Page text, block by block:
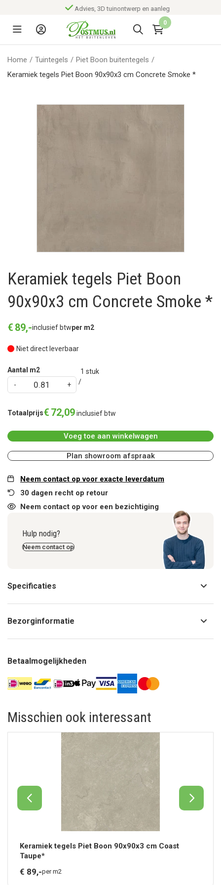
Advies, 3D tuinontwerp en aanleg
0
Home / Tuintegels / Piet Boon buitentegels /
Keramiek tegels Piet Boon 90x90x3 cm Concrete Smoke *
Keramiek tegels Piet Boon
90x90x3 cm Concrete Smoke *
€ 89,-inclusief btwper m2
Niet direct leverbaar
Aantal m2 1 stuk
Totaalprijs€ 72,09inclusief btw
Voeg toe aan winkelwagen
Plan showroom afspraak
Neem contact op voor exacte leverdatum
30 dagen recht op retour
Neem contact op voor een bezichtiging
Hulp nodig?
Neem contact op
Specificaties
Bezorginformatie
Betaalmogelijkheden
Misschien ook interessant
Keramiek tegels Piet Boon 90x90x3 cm Coast
Taupe*
€ 89,-per m2